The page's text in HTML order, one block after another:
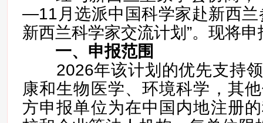
—11月选派中国科学家赴新西
新西兰科学家交流计划”。现将
一、申报范围
2026年该计划的优先支持领
康和生物医学、环境科学，其
方申报单位为在中国内地注册